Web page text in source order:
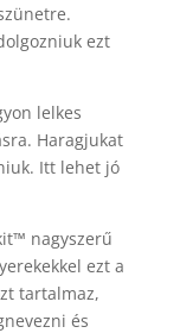
ezt
lelkes
Haragjukat
Itt lehet jó
nagyszerű
ezt a
tartalmaz,
és